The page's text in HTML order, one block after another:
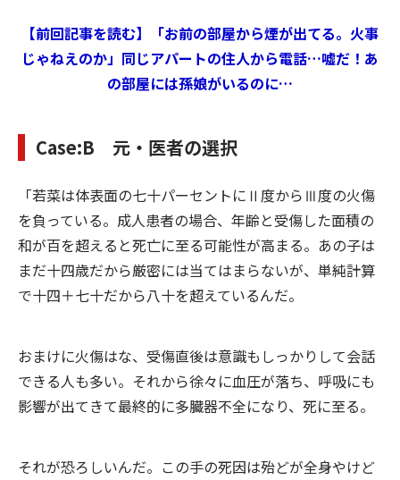
【前回記事を読む】「お前の部屋から煙が出てる。火事
じゃねえのか」同じアパートの住人から電話…嘘だ！あ
の部屋には孫娘がいるのに…
Case:B 元・医者の選択
「若菜は体表面の七十パーセントにⅡ度からⅢ度の火傷
を負っている。成人患者の場合、年齢と受傷した面積の
和が百を超えると死亡に至る可能性が高まる。あの子は
まだ十四歳だから厳密には当てはまらないが、単純計算
で十四＋七十だから八十を超えているんだ。
おまけに火傷はな、受傷直後は意識もしっかりして会話
できる人も多い。それから徐々に血圧が落ち、呼吸にも
影響が出てきて最終的に多臓器不全になり、死に至る。
それが恐ろしいんだ。この手の死因は殆どが全身やけど